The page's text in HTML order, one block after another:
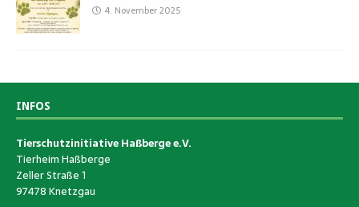
4. November 2025
INFOS
Tierschutzinitiative Haßberge e.V.
Tierheim Haßberge
Zeller Straße 1
97478 Knetzgau